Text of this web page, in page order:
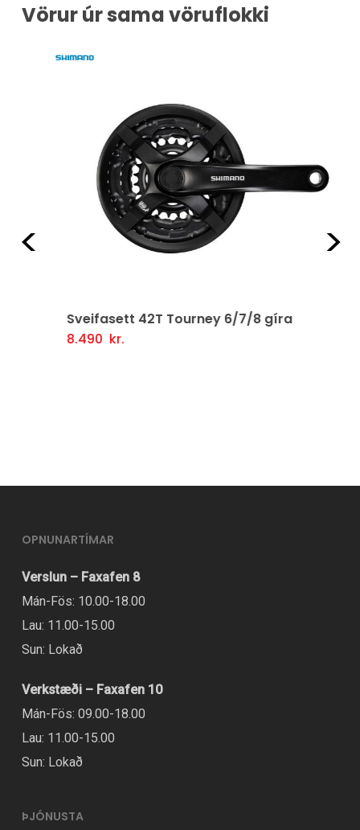
Vörur úr sama vöruflokki
Sveifasett 42T Tourney 6/7/8 gíra
8.490kr.
Setja Í Körfu
OPNUNARTÍMAR
Verslun – Faxafen 8
Mán-Fös: 10.00-18.00
Lau: 11.00-15.00
Sun: Lokað
Verkstæði – Faxafen 10
Mán-Fös: 09.00-18.00
Lau: 11.00-15.00
Sun: Lokað
ÞJÓNUSTA